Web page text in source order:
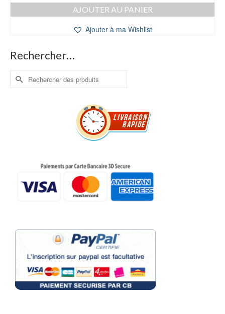
AJOUTER AU PANIER
Ajouter à ma Wishlist
Rechercher…
Rechercher :